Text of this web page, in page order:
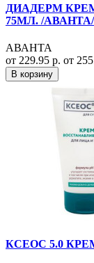
ДИАДЕРМ
75МЛ. /АВАНТА/
АВАНТА
от 229.95 р. от
В корзину
КСЕОС 5.0